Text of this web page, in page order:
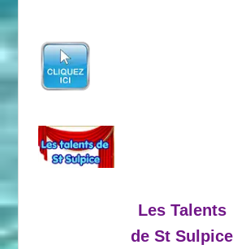
Les Talents
de St Sulpice